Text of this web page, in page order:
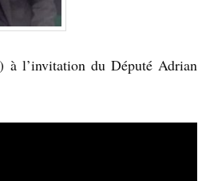
à l’invitation du Député Adrian